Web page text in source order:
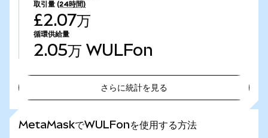
取引量 (24時間)
£2.07万
循環供給量
2.05万 WULFon
さらに統計を見る
MetaMaskでWULFonを使用する方法